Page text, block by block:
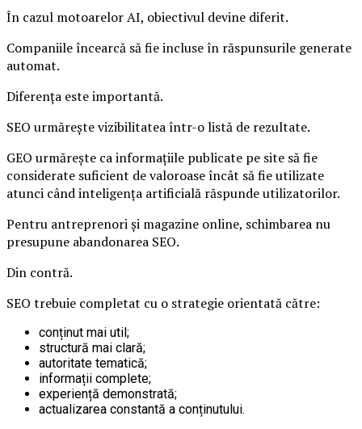
În cazul motoarelor AI, obiectivul devine diferit.
Companiile încearcă să fie incluse în răspunsurile generate
automat.
Diferența este importantă.
SEO urmărește vizibilitatea într-o listă de rezultate.
GEO urmărește ca informațiile publicate pe site să fie
considerate suficient de valoroase încât să fie utilizate
atunci când inteligența artificială răspunde utilizatorilor.
Pentru antreprenori și magazine online, schimbarea nu
presupune abandonarea SEO.
Din contră.
SEO trebuie completat cu o strategie orientată către:
conținut mai util;
structură mai clară;
autoritate tematică;
informații complete;
experiență demonstrată;
actualizarea constantă a conținutului.